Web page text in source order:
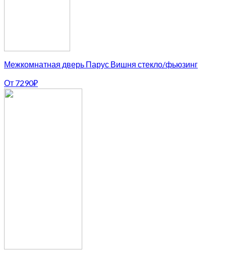
Межкомнатная дверь Парус Вишня стекло/фьюзинг
От 7290₽